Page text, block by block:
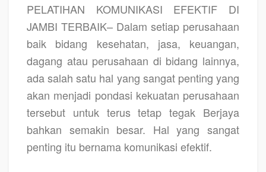
PELATIHAN KOMUNIKASI EFEKTIF DI
JAMBI TERBAIK– Dalam setiap perusahaan
baik bidang kesehatan, jasa, keuangan,
dagang atau perusahaan di bidang lainnya,
ada salah satu hal yang sangat penting yang
akan menjadi pondasi kekuatan perusahaan
tersebut untuk terus tetap tegak Berjaya
bahkan semakin besar. Hal yang sangat
penting itu bernama komunikasi efektif.